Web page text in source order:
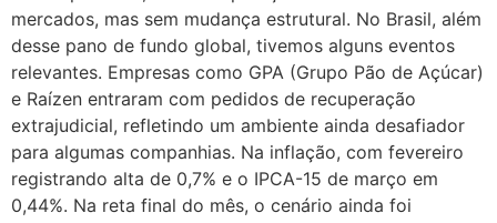
mercados, mas sem mudança estrutural. No Brasil, além
desse pano de fundo global, tivemos alguns eventos
relevantes. Empresas como GPA (Grupo Pão de Açúcar)
e Raízen entraram com pedidos de recuperação
extrajudicial, refletindo um ambiente ainda desafiador
para algumas companhias. Na inflação, com fevereiro
registrando alta de 0,7% e o IPCA-15 de março em
0,44%. Na reta final do mês, o cenário ainda foi